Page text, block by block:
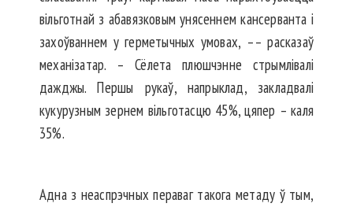
вільготнай з абавязковым унясеннем кансерванта і
захоўваннем у герметычных умовах, –– расказаў
механізатар. – Сёлета плюшчэнне стрымлівалі
дажджы. Першы рукаў, напрыклад, закладвалі
кукурузным зернем вільготасцю 45%, цяпер – каля
35%.
Адна з неаспрэчных пераваг такога метаду ў тым,